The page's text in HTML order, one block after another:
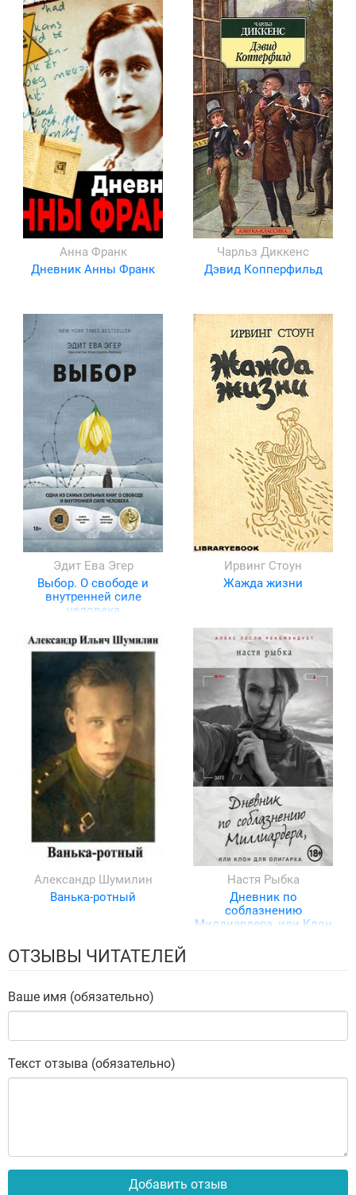
Анна Франк
Дневник Анны Франк
Чарльз Диккенс
Дэвид Копперфильд
Эдит Ева Эгер
Выбор. О свободе и
внутренней силе
человека
Ирвинг Стоун
Жажда жизни
Александр Шумилин
Ванька-ротный
Настя Рыбка
Дневник по
соблазнению
Миллиардера, или Клон
ОТЗЫВЫ ЧИТАТЕЛЕЙ
Ваше имя (обязательно)
Текст отзыва (обязательно)
Добавить отзыв